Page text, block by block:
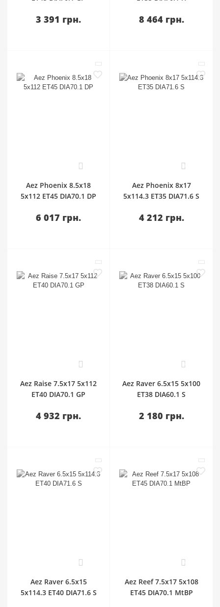
3 391 грн. 8 464 грн.
Aez Phoenix 8.5x18
5x112 ET45 DIA70.1 DP
6 017 грн.
Aez Phoenix 8x17
5x114.3 ET35 DIA71.6 S
4 212 грн.
Aez Raise 7.5x17 5x112
ET40 DIA70.1 GP
4 932 грн.
Aez Raver 6.5x15 5x100
ET38 DIA60.1 S
2 180 грн.
Aez Raver 6.5x15
5x114.3 ET40 DIA71.6 S
Aez Reef 7.5x17 5x108
ET45 DIA70.1 MtBP